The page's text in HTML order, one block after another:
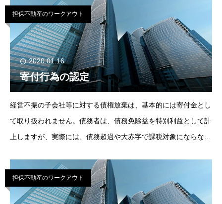
か会社更生法の適用が受けられなかった
担保不動産のワークアウト
2020.01.16
寄付行為の認定
経営不振の子会社等に対する債権放棄は、基本的には寄付金とし
て取り扱われません。債務者は、債務免除益を特別利益として計
上しますが、実際には、債務超過や大赤字で課税対象にならない
で、4月に遡って新貸倒引当金制度への
担保不動産のワークアウト